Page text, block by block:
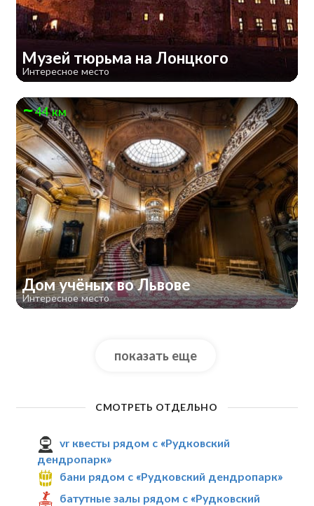
Музей тюрьма на Лонцкого
Интересное место
44 км
Дом учёных во Львове
Интересное место
показать еще
СМОТРЕТЬ ОТДЕЛЬНО
vr квесты рядом с «Рудковский
дендропарк»
бани рядом с «Рудковский дендропарк»
батутные залы рядом с «Рудковский